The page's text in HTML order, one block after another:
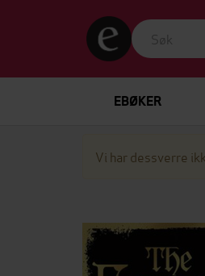
EBØKER
Vi har dessverre